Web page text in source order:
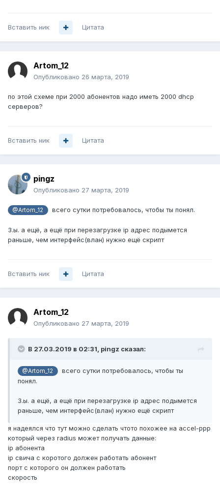
Вставить ник Цитата
Artom_12
Опубликовано 26 марта, 2019
по этой схеме при 2000 абонентов надо иметь 2000 dhcp
серверов?
Вставить ник Цитата
pingz
Опубликовано 27 марта, 2019
@Artom_12 всего сутки потребовалось, чтобы ты понял.
З.ы. а ещё, а ещё при перезагрузке ip адрес подымется
раньше, чем интерфейс(влан) нужно ещё скрипт
Вставить ник Цитата
Artom_12
Опубликовано 27 марта, 2019
В 27.03.2019 в 02:31, pingz сказал:
@Artom_12
всего сутки потребовалось, чтобы ты
понял.
З.ы. а ещё, а ещё при перезагрузке ip адрес подымется
раньше, чем интерфейс(влан) нужно ещё скрипт
я надеялся что тут можно сделать чтото похожее на accel-ppp
который через radius может получать данные:
ip абонента
ip свича с коротого должен работать абонент
порт с которого он должен работать
скорость